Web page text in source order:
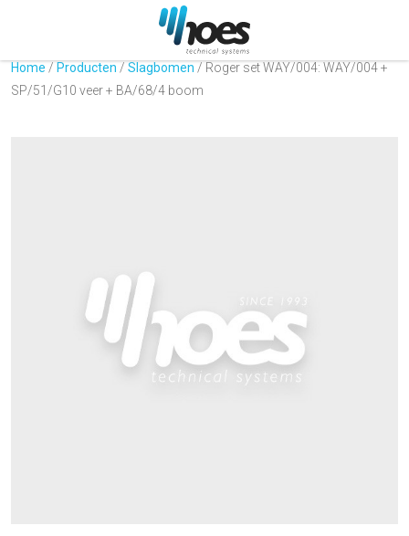
Home / Producten / Slagbomen / Roger set WAY/004: WAY/004 +
SP/51/G10 veer + BA/68/4 boom